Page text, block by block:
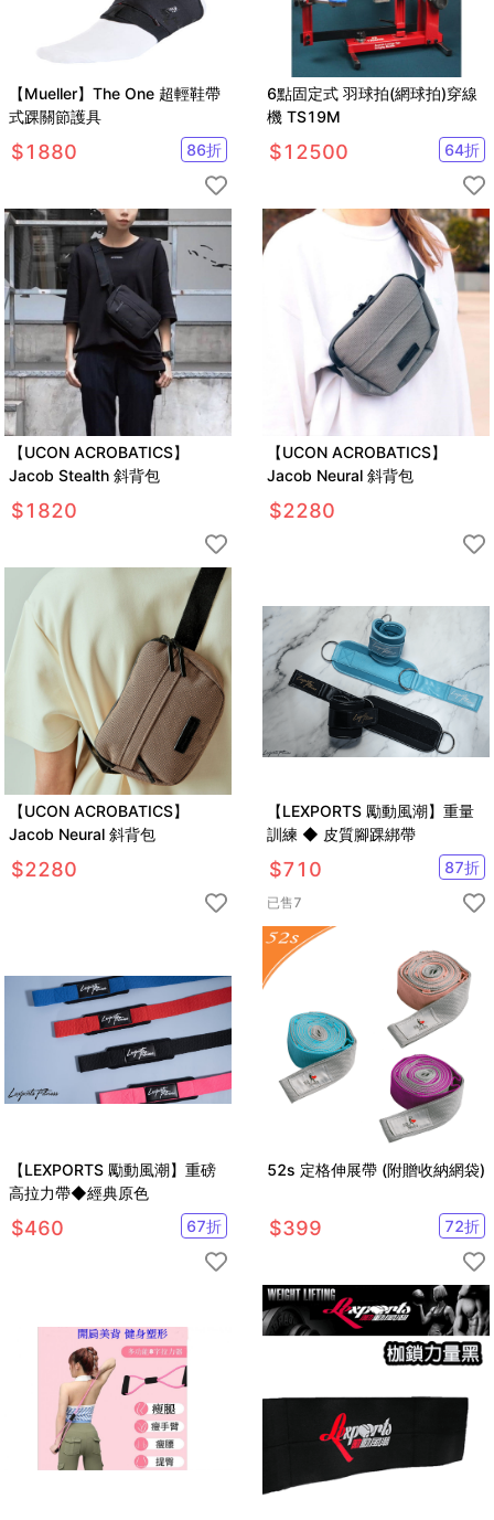
【Mueller】The One 超輕鞋帶
式踝關節護具
$1880 86折
6點固定式 羽球拍(網球拍)穿線
機 TS19M
$12500 64折
【UCON ACROBATICS】
Jacob Stealth 斜背包
$1820
【UCON ACROBATICS】
Jacob Neural 斜背包
$2280
【UCON ACROBATICS】
Jacob Neural 斜背包
$2280
【LEXPORTS 勵動風潮】重量
訓練 ◆ 皮質腳踝綁帶
$710 87折
已售7
【LEXPORTS 勵動風潮】重磅
高拉力帶◆經典原色
$460 67折
52s 定格伸展帶 (附贈收納網袋)
$399 72折